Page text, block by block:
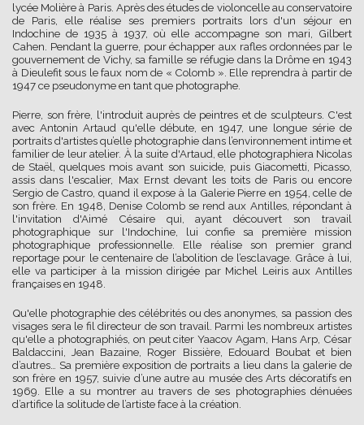
lycée Molière à Paris. Après des études de violoncelle au conservatoire
de Paris, elle réalise ses premiers portraits lors d'un séjour en
Indochine de 1935 à 1937, où elle accompagne son mari, Gilbert
Cahen. Pendant la guerre, pour échapper aux rafles ordonnées par le
gouvernement de Vichy, sa famille se réfugie dans la Drôme en 1943
à Dieulefit sous le faux nom de « Colomb ». Elle reprendra à partir de
1947 ce pseudonyme en tant que photographe.
Pierre, son frère, l'introduit auprès de peintres et de sculpteurs. C'est
avec Antonin Artaud qu'elle débute, en 1947, une longue série de
portraits d'artistes qu’elle photographie dans l’environnement intime et
familier de leur atelier. À la suite d'Artaud, elle photographiera Nicolas
de Staël, quelques mois avant son suicide, puis Giacometti, Picasso,
assis dans l'escalier, Max Ernst devant les toits de Paris ou encore
Sergio de Castro, quand il expose à la Galerie Pierre en 1954, celle de
son frère. En 1948, Denise Colomb se rend aux Antilles, répondant à
l'invitation d'Aimé Césaire qui, ayant découvert son travail
photographique sur l'Indochine, lui confie sa première mission
photographique professionnelle. Elle réalise son premier grand
reportage pour le centenaire de l’abolition de l’esclavage. Grâce à lui,
elle va participer à la mission dirigée par Michel Leiris aux Antilles
françaises en 1948.
Qu'elle photographie des célébrités ou des anonymes, sa passion des
visages sera le fil directeur de son travail. Parmi les nombreux artistes
qu'elle a photographiés, on peut citer Yaacov Agam, Hans Arp, César
Baldaccini, Jean Bazaine, Roger Bissière, Edouard Boubat et bien
d’autres… Sa première exposition de portraits a lieu dans la galerie de
son frère en 1957, suivie d’une autre au musée des Arts décoratifs en
1969. Elle a su montrer au travers de ses photographies dénuées
d’artifice la solitude de l’artiste face à la création.